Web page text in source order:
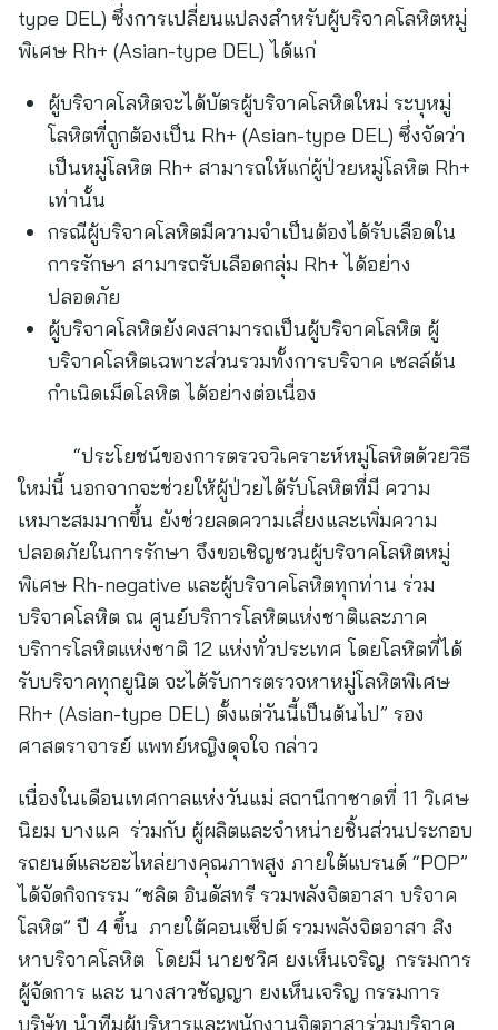
type DEL) ซึ่งการเปลี่ยนแปลงสำหรับผู้บริจาคโลหิตหมู่
พิเศษ Rh+ (Asian-type DEL) ได้แก่
ผู้บริจาคโลหิตจะได้บัตรผู้บริจาคโลหิตใหม่ ระบุหมู่
โลหิตที่ถูกต้องเป็น Rh+ (Asian-type DEL) ซึ่งจัดว่า
เป็นหมู่โลหิต Rh+ สามารถให้แก่ผู้ป่วยหมู่โลหิต Rh+
เท่านั้น
กรณีผู้บริจาคโลหิตมีความจำเป็นต้องได้รับเลือดใน
การรักษา สามารถรับเลือดกลุ่ม Rh+ ได้อย่าง
ปลอดภัย
ผู้บริจาคโลหิตยังคงสามารถเป็นผู้บริจาคโลหิต ผู้
บริจาคโลหิตเฉพาะส่วนรวมทั้งการบริจาค เซลล์ต้น
กำเนิดเม็ดโลหิต ได้อย่างต่อเนื่อง
“ประโยชน์ของการตรวจวิเคราะห์หมู่โลหิตด้วยวิธี
ใหม่นี้ นอกจากจะช่วยให้ผู้ป่วยได้รับโลหิตที่มี ความ
เหมาะสมมากขึ้น ยังช่วยลดความเสี่ยงและเพิ่มความ
ปลอดภัยในการรักษา จึงขอเชิญชวนผู้บริจาคโลหิตหมู่
พิเศษ Rh-negative และผู้บริจาคโลหิตทุกท่าน ร่วม
บริจาคโลหิต ณ ศูนย์บริการโลหิตแห่งชาติและภาค
บริการโลหิตแห่งชาติ 12 แห่งทั่วประเทศ โดยโลหิตที่ได้
รับบริจาคทุกยูนิต จะได้รับการตรวจหาหมู่โลหิตพิเศษ
Rh+ (Asian-type DEL) ตั้งแต่วันนี้เป็นต้นไป” รอง
ศาสตราจารย์ แพทย์หญิงดุจใจ กล่าว
เนื่องในเดือนเทศกาลแห่งวันแม่ สถานีกาชาดที่ 11 วิเศษ
นิยม บางแค ร่วมกับ ผู้ผลิตและจำหน่ายชิ้นส่วนประกอบ
รถยนต์และอะไหล่ยางคุณภาพสูง ภายใต้แบรนด์ “POP”
ได้จัดกิจกรรม “ชลิต อินดัสทรี รวมพลังจิตอาสา บริจาค
โลหิต” ปี 4 ขึ้น ภายใต้คอนเซ็ปต์ รวมพลังจิตอาสา สิง
หาบริจาคโลหิต โดยมี นายชวิศ ยงเห็นเจริญ กรรมการ
ผู้จัดการ และ นางสาวชัญญา ยงเห็นเจริญ กรรมการ
บริษัท นำทีมผู้บริหารและพนักงานจิตอาสาร่วมบริจาค